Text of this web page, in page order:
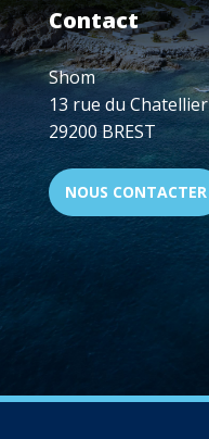
Contact
Shom
13 rue du Chatellier
29200 BREST
NOUS CONTACTER